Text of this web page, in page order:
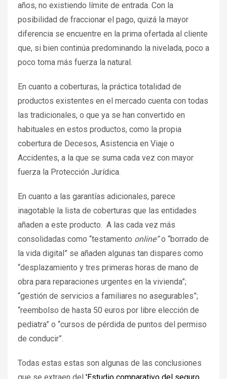
años, no existiendo límite de entrada. Con la
posibilidad de fraccionar el pago, quizá la mayor
diferencia se encuentre en la prima ofertada al cliente
que, si bien continúa predominando la nivelada, poco a
poco toma más fuerza la natural.
En cuanto a coberturas, la práctica totalidad de
productos existentes en el mercado cuenta con todas
las tradicionales, o que ya se han convertido en
habituales en estos productos, como la propia
cobertura de Decesos, Asistencia en Viaje o
Accidentes, a la que se suma cada vez con mayor
fuerza la Protección Jurídica.
En cuanto a las garantías adicionales, parece
inagotable la lista de coberturas que las entidades
añaden a este producto. A las cada vez más
consolidadas como “testamento online”o “borrado de
la vida digital” se añaden algunas tan dispares como
“desplazamiento y tres primeras horas de mano de
obra para reparaciones urgentes en la vivienda”;
“gestión de servicios a familiares no asegurables”;
“reembolso de hasta 50 euros por libre elección de
pediatra” o “cursos de pérdida de puntos del permiso
de conducir”.
Todas estas estas son algunas de las conclusiones